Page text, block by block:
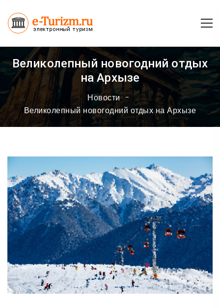
Великолепный новогодний отдых
на Архызе
Новости
Великолепный новогодний отдых на Архызе